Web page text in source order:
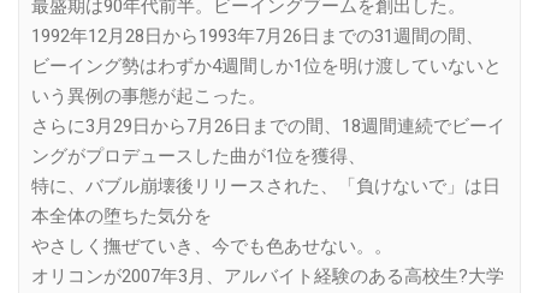
最盛期は90年代前半。ビーイングブームを創出した。
1992年12月28日から1993年7月26日までの31週間の間、
ビーイング勢はわずか4週間しか1位を明け渡していないと
いう異例の事態が起こった。
さらに3月29日から7月26日までの間、18週間連続でビーイ
ングがプロデュースした曲が1位を獲得、
特に、バブル崩壊後リリースされた、「負けないで」は日
本全体の堕ちた気分を
やさしく撫ぜていき、今でも色あせない。。
オリコンが2007年3月、アルバイト経験のある高校生?大学